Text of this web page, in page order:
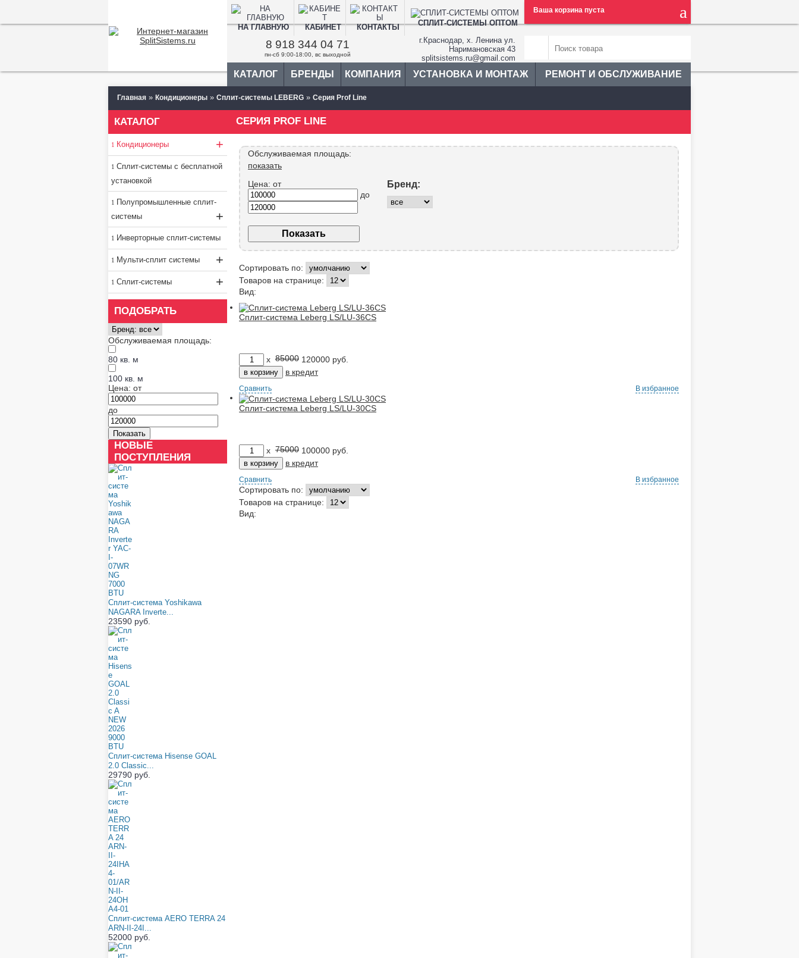
НА ГЛАВНУЮ КАБИНЕТ КОНТАКТЫ СПЛИТ-СИСТЕМЫ ОПТОМ
Ваша корзина пуста
8 918 344 04 71
пн-сб 9:00-18:00, вс выходной
г.Краснодар, х. Ленина ул.
Наримановская 43
splitsistems.ru@gmail.com
КАТАЛОГ БРЕНДЫ КОМПАНИЯ УСТАНОВКА И МОНТАЖ РЕМОНТ И ОБСЛУЖИВАНИЕ
Главная » Кондиционеры » Сплит-системы LEBERG » Cерия Prof Line
КАТАЛОГ
Кондиционеры +
Сплит-системы с бесплатной
установкой
Полупромышленные сплит-
системы
+
Инверторные сплит-системы
Мульти-сплит системы +
Сплит-системы +
ПОДОБРАТЬ
Обслуживаемая площадь:
80 кв. м
100 кв. м
Цена: от
до
НОВЫЕ
ПОСТУПЛЕНИЯ
Сплит-система Yoshikawa
NAGARA Inverte...
23590 руб.
Сплит-система Hisense GOAL
2.0 Classic...
29790 руб.
Сплит-система AERO TERRA 24
ARN-II-24I...
52000 руб.
CЕРИЯ PROF LINE
Обслуживаемая площадь:
показать
Цена: от
до
Бренд:
Сортировать по:
Товаров на странице:
Вид:
Сплит-система Leberg LS/LU-36CS
x 85000 120000 руб.
в кредит
Сравнить В избранное
Сплит-система Leberg LS/LU-30CS
x 75000 100000 руб.
в кредит
Сравнить В избранное
Сортировать по:
Товаров на странице:
Вид: